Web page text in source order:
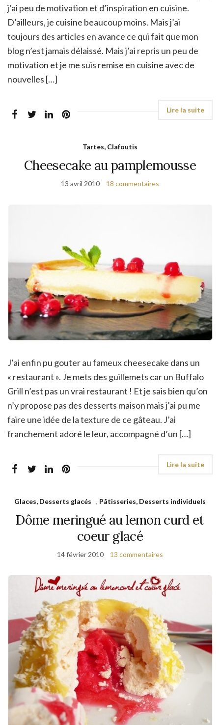
j’ai peu de motivation et d’inspiration en cuisine.
D’ailleurs, je cuisine beaucoup moins. Mais j’ai
toujours des articles en avance ce qui fait que mon
blog n’est jamais délaissé. Mais j’ai repris un peu de
motivation et je me suis remise en cuisine avec de
nouvelles […]
Tartes, Clafoutis
Cheesecake au pamplemousse
13 avril 2010 18 commentaires
J’ai enfin pu gouter au fameux cheesecake dans un
« restaurant ». Je mets des guillemets car un Buffalo
Grill n’est pas un vrai restaurant ! Et je sais bien qu’on
n’y propose pas des desserts maison mais j’ai pu me
faire une idée de la texture de ce gâteau. J’ai
franchement adoré le leur, accompagné d’un […]
Glaces, Desserts glacés , Pâtisseries, Desserts individuels
Dôme meringué au lemon curd et
coeur glacé
14 février 2010 13 commentaires